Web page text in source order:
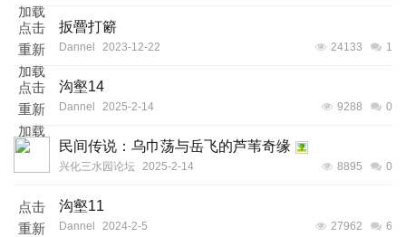
加载
点击
重新
加载
扳罾打簖
Dannel 2023-12-22 24133 1
点击
重新
加载
沟壑14
Dannel 2025-2-14 9288 0
民间传说：乌巾荡与岳飞的芦苇奇缘
兴化三水园论坛 2025-2-14 8895 0
点击
重新
沟壑11
Dannel 2024-2-5 27962 6